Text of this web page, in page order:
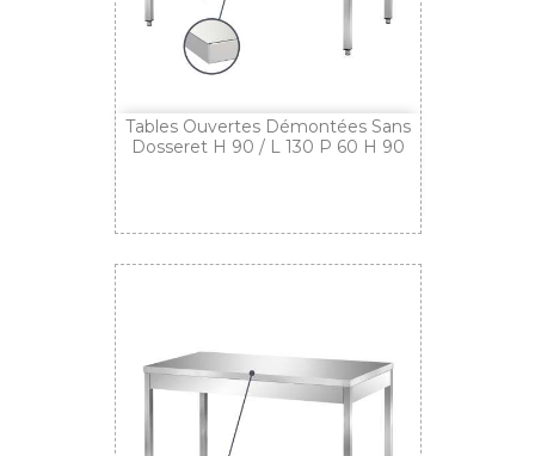
Tables Ouvertes Démontées Sans
Dosseret H 90 / L 130 P 60 H 90